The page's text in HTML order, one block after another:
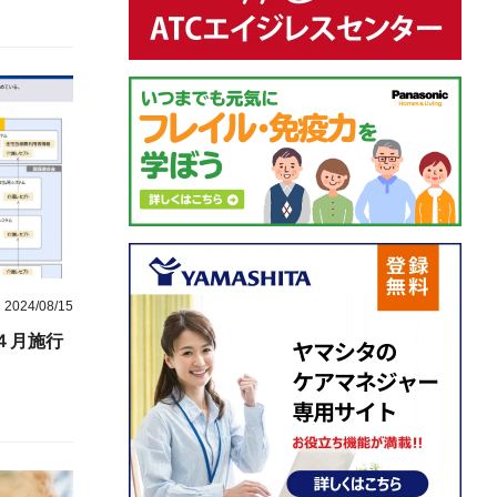
2024/08/15
月施行